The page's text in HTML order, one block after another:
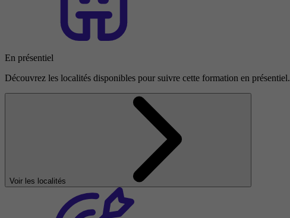
En présentiel
Découvrez les localités disponibles pour suivre cette formation en présentiel.
Voir les localités